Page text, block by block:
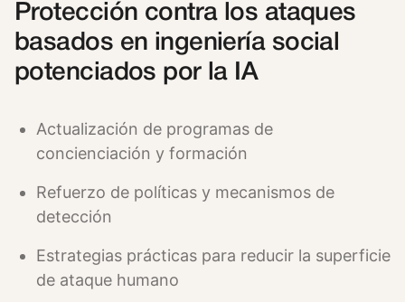
Protección contra los ataques
basados en ingeniería social
potenciados por la IA
Actualización de programas de
concienciación y formación
Refuerzo de políticas y mecanismos de
detección
Estrategias prácticas para reducir la superficie
de ataque humano